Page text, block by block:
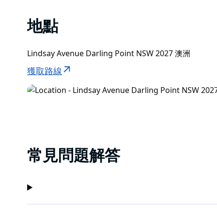
地點
Lindsay Avenue Darling Point NSW 2027 澳洲
獲取路線
常見問題解答